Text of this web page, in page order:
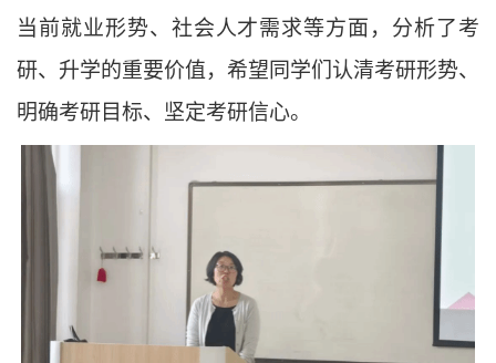
当前就业形势、社会人才需求等方面，分析了考
研、升学的重要价值，希望同学们认清考研形势、
明确考研目标、坚定考研信心。